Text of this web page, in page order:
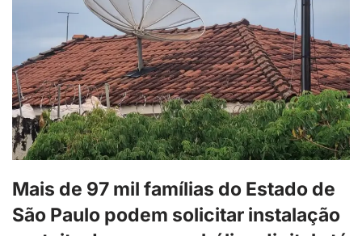
Mais de 97 mil famílias do Estado de
São Paulo podem solicitar instalação